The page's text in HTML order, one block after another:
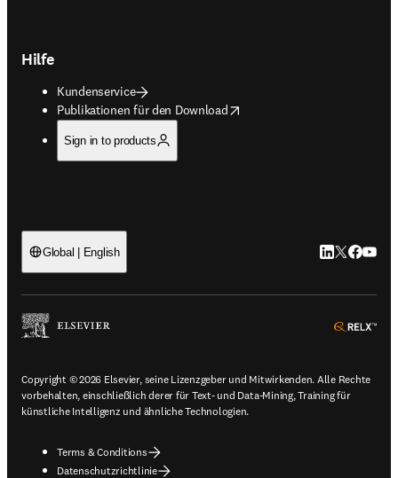
Hilfe
Kundenservice
Publikationen für den Download
opens in new tab/window
Sign in to products
Global | English LinkedIn
Twitter
Copyright © 2026 Elsevier, seine Lizenzgeber und Mitwirkenden. Alle Rechte
vorbehalten, einschließlich derer für Text- und Data-Mining, Training für
künstliche Intelligenz und ähnliche Technologien.
Terms & Conditions
Datenschutzrichtlinie